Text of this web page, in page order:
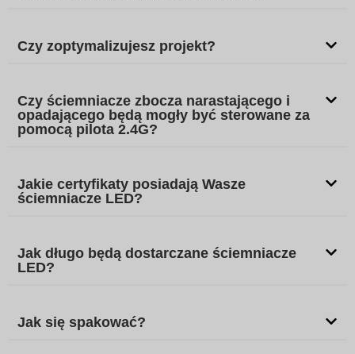
Czy zoptymalizujesz projekt?
Czy ściemniacze zbocza narastającego i
opadającego będą mogły być sterowane za
pomocą pilota 2.4G?
Jakie certyfikaty posiadają Wasze
ściemniacze LED?
Jak długo będą dostarczane ściemniacze
LED?
Jak się spakować?